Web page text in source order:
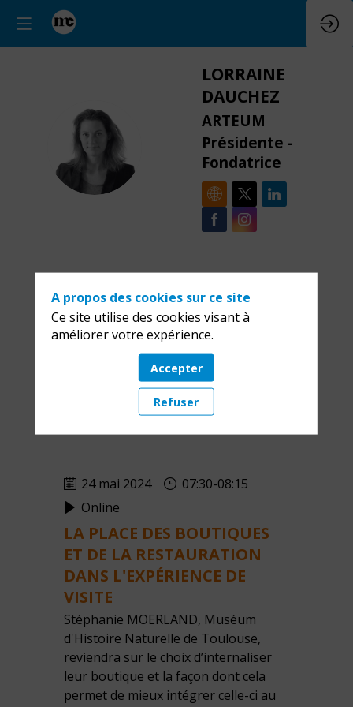
LD
LORRAINE
DAUCHEZ
ARTEUM
Présidente -
Fondatrice
Description
Fondatrice d'Arteum
24 mai 2024 07:30-08:15
Online
LA PLACE DES BOUTIQUES
ET DE LA RESTAURATION
DANS L'EXPÉRIENCE DE
VISITE
Stéphanie MOERLAND, Muséum
d'Histoire Naturelle de Toulouse,
reviendra sur le choix d’internaliser
leur boutique et la façon dont cela
permet de mieux intégrer celle-ci au
A propos des cookies sur ce site
Ce site utilise des cookies visant à
améliorer votre expérience.
Accepter
Refuser